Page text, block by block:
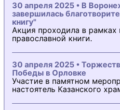
30 апреля 2025 • В
завершилась
книгу"
Акция проходила в рамках
православной книги.
30 апреля 2025 •
Победы в Орловке
Участие в памятном
настоятель Казанского